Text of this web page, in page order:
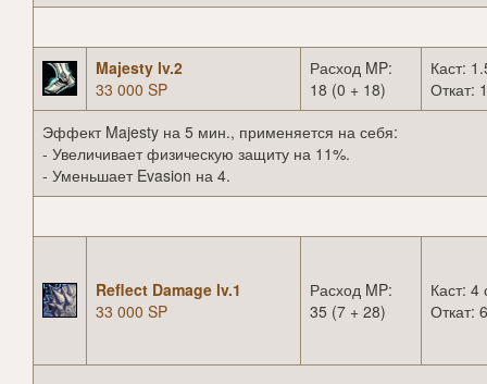
Majesty lv.2
33 000 SP
Расход MP:
18 (0 + 18)
Каст:
Откат:
Эффект Majesty на 5 мин., применяется на себя:
- Увеличивает физическую защиту на 11%.
- Уменьшает Evasion на 4.
Reflect Damage lv.1
33 000 SP
Расход MP:
35 (7 + 28)
Каст: 4
Откат: